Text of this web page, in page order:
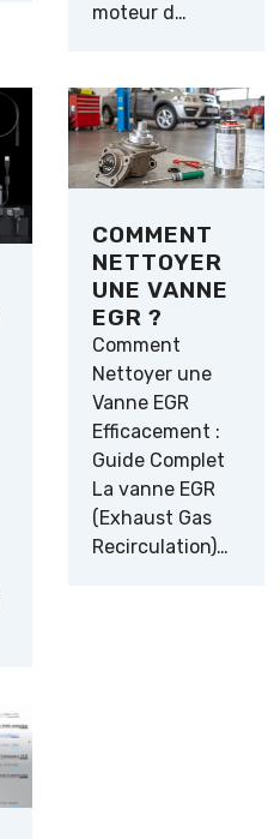
moteur d…
COMMENT
NETTOYER
UNE VANNE
EGR ?
Comment
Nettoyer une
Vanne EGR
Efficacement :
Guide Complet
La vanne EGR
(Exhaust Gas
Recirculation)…